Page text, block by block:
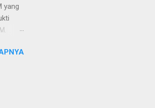
yang
S.H.